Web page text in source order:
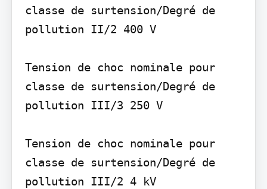
classe de surtension/Degré de
pollution II/2 400 V
Tension de choc nominale pour
classe de surtension/Degré de
pollution III/3 250 V
Tension de choc nominale pour
classe de surtension/Degré de
pollution III/2 4 kV